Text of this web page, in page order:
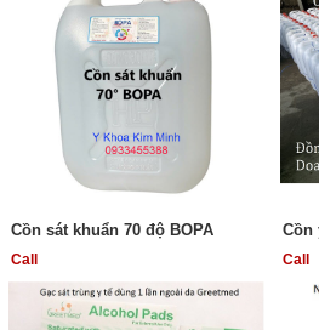
Cồn sát khuẩn 70 độ BOPA
Call
Cồn
Call